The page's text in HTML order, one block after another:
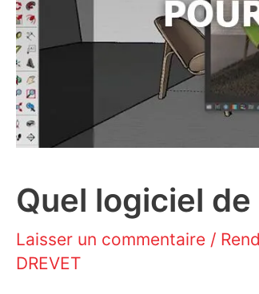
Quel logiciel
Laisser un commentaire /
DREVET